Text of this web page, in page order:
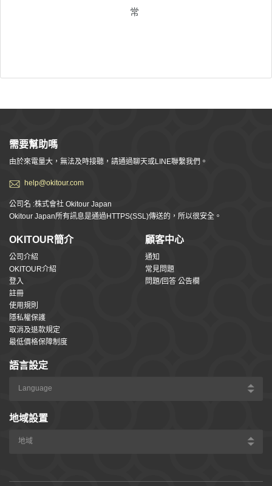
常
需要幫助嗎
由於來電量大，無法及時接聽，請通過聊天或LINE聯繫我們。
help@okitour.com
公司名 :株式會社 Okitour Japan
Okitour Japan所有訊息是通過HTTPS(SSL)傳送的，所以很安全。
OKITOUR簡介
公司介紹
OKITOUR介紹
登入
註冊
使用規則
隱私權保護
取消及退款規定
最低價格保障制度
顧客中心
通知
常見問題
問題/回答 公告欄
語言設定
地域設置